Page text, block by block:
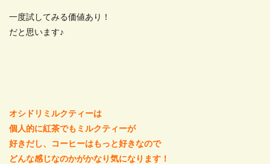
一度試してみる価値あり！
だと思います♪
オシドリミルクティーは
個人的に紅茶でもミルクティーが
好きだし、コーヒーはもっと好きなので
どんな感じなのかがかなり気になります！